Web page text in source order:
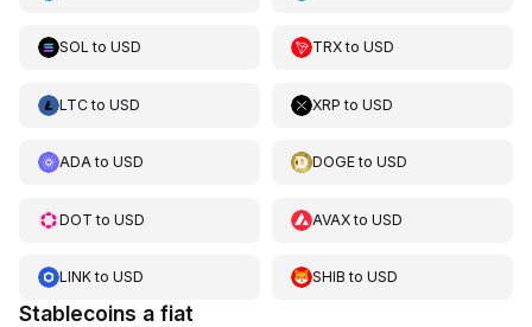
SOL to USD TRXtoUSD
LTCto USD XRP toUSD
ADAto USD DOGEtoUSD
DOT to USD AVAXtoUSD
LINKto USD SHIB toUSD
Stablecoins a fiat